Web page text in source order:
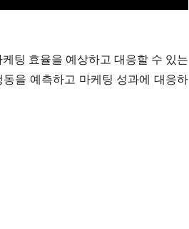
팅 효율을 예상하고 대응할 수 있는
을 예 측하고 마케팅 성과에 대응하